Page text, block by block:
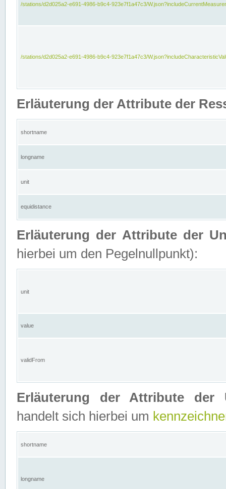
/stations/d2d025a2-e691-4986-b9c4-923e7f1a47c3/
/stations/d2d025a2-e691-4986-b9c4-923e7f1a47c3/
Erläuterung der Attribute der
shortname
longname
unit
equidistance
Erläuterung der Attribute der
hierbei um den Pegelnullpunkt):
unit
value
validFrom
Erläuterung der Attribute der
handelt sich hierbei um
shortname
longname